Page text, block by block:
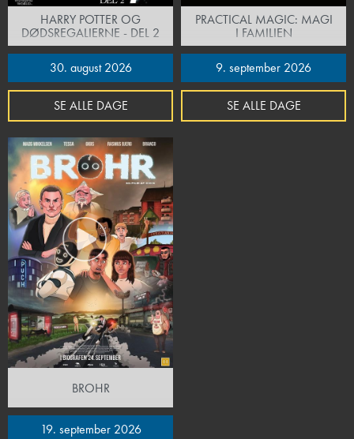
HARRY POTTER OG
DØDSREGALIERNE - DEL 2
30. august 2026
SE ALLE DAGE
PRACTICAL MAGIC: MAGI
I FAMILIEN
9. september 2026
SE ALLE DAGE
BROHR
19. september 2026